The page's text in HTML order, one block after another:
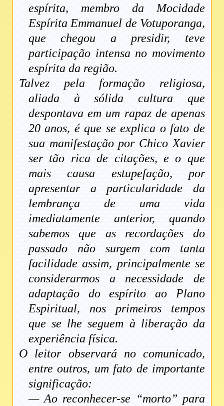
espírita, membro da Mocidade
Espírita Emmanuel de Votuporanga,
que chegou a presidir, teve
participação intensa no movimento
espírita da região.
Talvez pela formação religiosa,
aliada à sólida cultura que
despontava em um rapaz de apenas
20 anos, é que se explica o fato de
sua manifestação por Chico Xavier
ser tão rica de citações, e o que
mais causa estupefação, por
apresentar a particularidade da
lembrança de uma vida
imediatamente anterior, quando
sabemos que as recordações do
passado não surgem com tanta
facilidade assim, principalmente se
considerarmos a necessidade de
adaptação do espírito ao Plano
Espiritual, nos primeiros tempos
que se lhe seguem à liberação da
experiência física.
O leitor observará no comunicado,
entre outros, um fato de importante
significação:
— Ao reconhecer-se “morto” para